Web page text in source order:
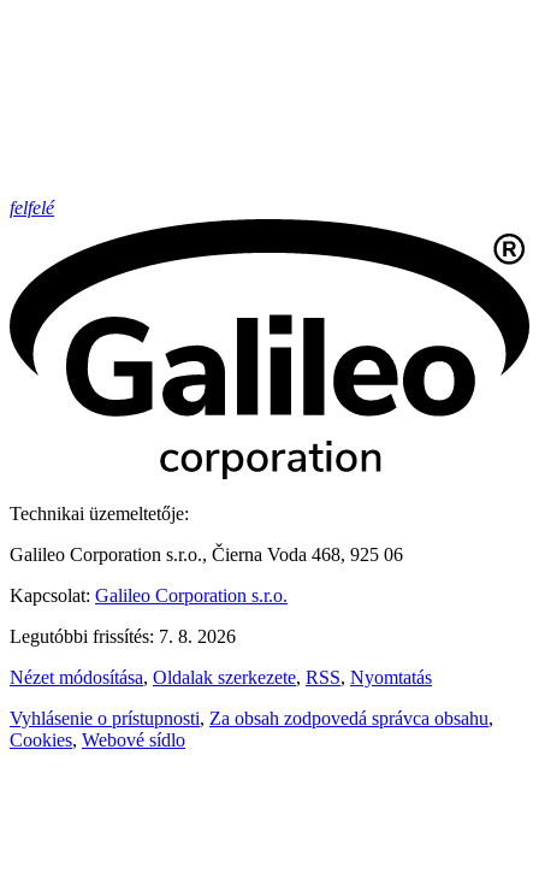
felfelé
Technikai üzemeltetője:
Galileo Corporation s.r.o., Čierna Voda 468, 925 06
Kapcsolat: Galileo Corporation s.r.o.
Legutóbbi frissítés: 7. 8. 2026
Nézet módosítása, Oldalak szerkezete, RSS, Nyomtatás
Vyhlásenie o prístupnosti, Za obsah zodpovedá správca obsahu,
Cookies, Webové sídlo